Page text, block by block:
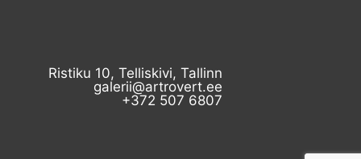
Ristiku 10, Telliskivi, Tallinn
galerii@artrovert.ee
+372 507 6807​